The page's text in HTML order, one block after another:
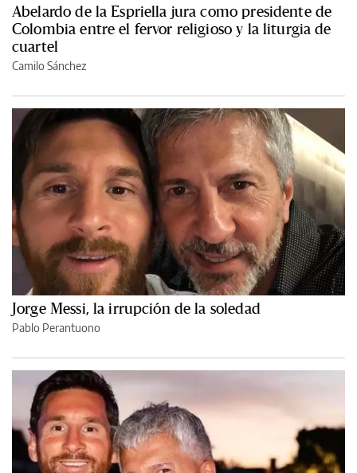
Abelardo de la Espriella jura como presidente de
Colombia entre el fervor religioso y la liturgia de
cuartel
Camilo Sánchez
Jorge Messi, la irrupción de la soledad
Pablo Perantuono